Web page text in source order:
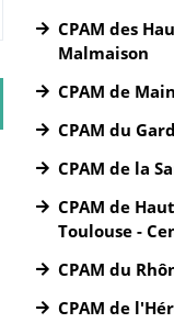
CPAM des
Malmaison
CPAM de
CPAM du
CPAM de la
CPAM de
Toulouse -
CPAM du
CPAM de